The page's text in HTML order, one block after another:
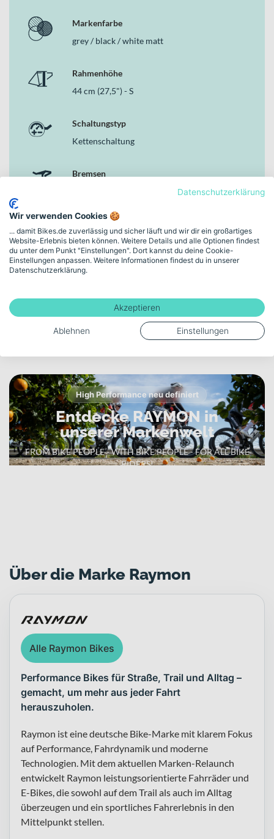
Markenfarbe
grey / black / white matt
Rahmenhöhe
44 cm (27,5") - S
Schaltungstyp
Kettenschaltung
Bremsen
Hydraulische Scheibenbremse
Yamaha PW-ST, 250 W, 70 Nm
Akku-Kapazität (Wh)
Mehr anzeigen
High Performance neu definiert
Entdecke RAYMON in
unserer Markenwelt
FROM BIKE PEOPLE - WITH BIKE PEOPLE - FOR ALL BIKE
RIDERS!
Über die Marke Raymon
Alle Raymon Bikes
Performance Bikes für Straße, Trail und Alltag –
gemacht, um mehr aus jeder Fahrt
herauszuholen.
Raymon ist eine deutsche Bike-Marke mit klarem Fokus
auf Performance, Fahrdynamik und moderne
Technologien. Mit dem aktuellen Marken-Relaunch
entwickelt Raymon leistungsorientierte Fahrräder und
E-Bikes, die sowohl auf dem Trail als auch im Alltag
überzeugen und ein sportliches Fahrerlebnis in den
Mittelpunkt stellen.
Datenschutzerklärung
Wir verwenden Cookies 🍪
... damit Bikes.de zuverlässig und sicher läuft und wir dir ein großartiges
Website-Erlebnis bieten können. Weitere Details und alle Optionen findest
du unter dem Punkt "Einstellungen". Dort kannst du deine Cookie-
Einstellungen anpassen. Weitere Informationen findest du in unserer
Datenschutzerklärung.
Akzeptieren
Ablehnen Einstellungen